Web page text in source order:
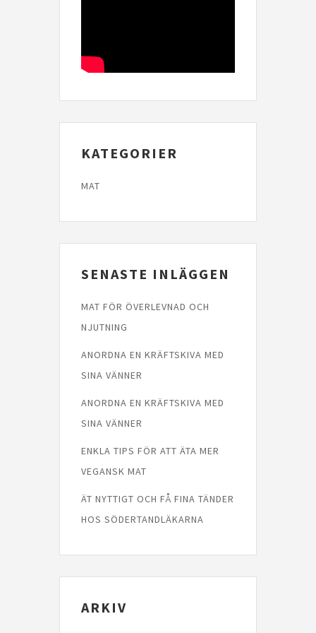
KATEGORIER
MAT
SENASTE INLÄGGEN
MAT FÖR ÖVERLEVNAD OCH
NJUTNING
ANORDNA EN KRÄFTSKIVA MED
SINA VÄNNER
ANORDNA EN KRÄFTSKIVA MED
SINA VÄNNER
ENKLA TIPS FÖR ATT ÄTA MER
VEGANSK MAT
ÄT NYTTIGT OCH FÅ FINA TÄNDER
HOS SÖDERTANDLÄKARNA
ARKIV